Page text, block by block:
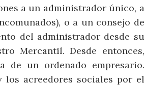
a un administrador único, a
o a un consejo de
del administrador desde su
Mercantil. Desde entonces,
de un ordenado empresario.
los acreedores sociales por el